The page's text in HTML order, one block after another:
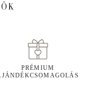
PRÉMIUM